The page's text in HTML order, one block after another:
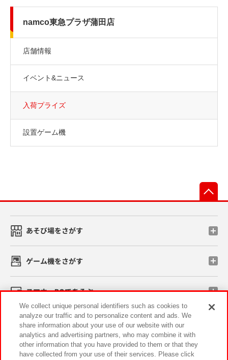
namco東急プラザ蒲田店
店舗情報
イベント&ニュース
入荷プライズ
設置ゲーム機
あそび場をさがす
ゲーム機をさがす
スマホ・PCであそぶ
イベント・キャンペーン
We collect unique personal identifiers such as cookies to
analyze our traffic and to personalize content and ads. We
share information about your use of our website with our
analytics and advertising partners, who may combine it with
other information that you have provided to them or that they
have collected from your use of their services. Please click